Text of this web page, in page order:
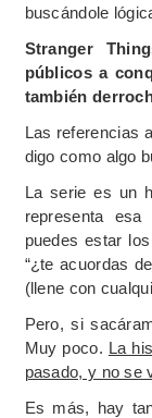
buscándole
Stranger
públicos a
también
Las referencias
digo como algo
La serie es un
representa
puedes estar
“¿te acuordas
(llene con
Pero, si
Muy poco. La
pasado, y no se
Es más, hay